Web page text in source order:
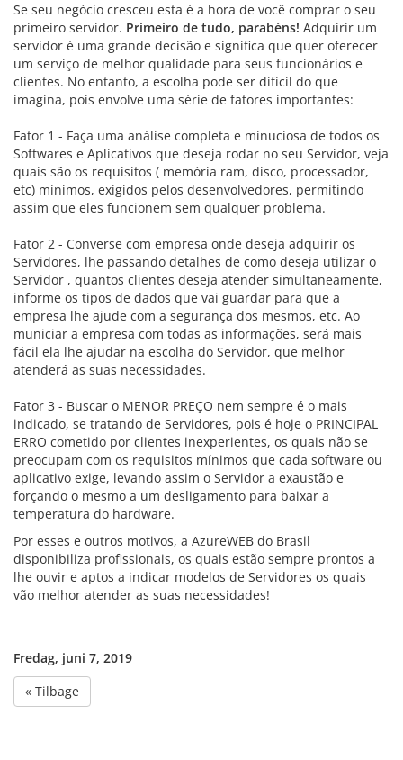
Se seu negócio cresceu esta é a hora de você comprar o seu
primeiro servidor. Primeiro de tudo, parabéns! Adquirir um
servidor é uma grande decisão e significa que quer oferecer
um serviço de melhor qualidade para seus funcionários e
clientes. No entanto, a escolha pode ser difícil do que
imagina, pois envolve uma série de fatores importantes:
Fator 1 - Faça uma análise completa e minuciosa de todos os
Softwares e Aplicativos que deseja rodar no seu Servidor, veja
quais são os requisitos ( memória ram, disco, processador,
etc) mínimos, exigidos pelos desenvolvedores, permitindo
assim que eles funcionem sem qualquer problema.
Fator 2 - Converse com empresa onde deseja adquirir os
Servidores, lhe passando detalhes de como deseja utilizar o
Servidor , quantos clientes deseja atender simultaneamente,
informe os tipos de dados que vai guardar para que a
empresa lhe ajude com a segurança dos mesmos, etc. Ao
municiar a empresa com todas as informações, será mais
fácil ela lhe ajudar na escolha do Servidor, que melhor
atenderá as suas necessidades.
Fator 3 - Buscar o MENOR PREÇO nem sempre é o mais
indicado, se tratando de Servidores, pois é hoje o PRINCIPAL
ERRO cometido por clientes inexperientes, os quais não se
preocupam com os requisitos mínimos que cada software ou
aplicativo exige, levando assim o Servidor a exaustão e
forçando o mesmo a um desligamento para baixar a
temperatura do hardware.
Por esses e outros motivos, a AzureWEB do Brasil
disponibiliza profissionais, os quais estão sempre prontos a
lhe ouvir e aptos a indicar modelos de Servidores os quais
vão melhor atender as suas necessidades!
Fredag, juni 7, 2019
« Tilbage